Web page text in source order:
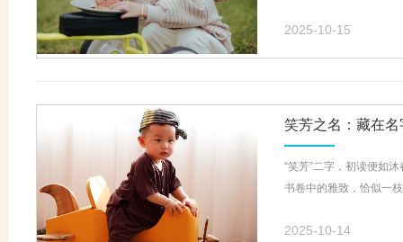
2025-10-15
笑芳之名：藏在
“笑芳”二字，初读便如
书卷中的雅致，恰似一
2025-10-14